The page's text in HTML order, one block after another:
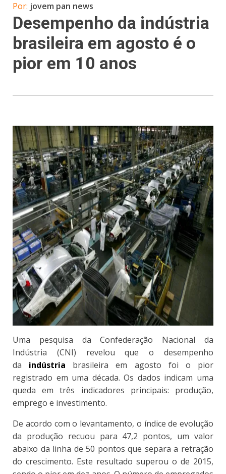
Por: jovem pan news
Desempenho da indústria
brasileira em agosto é o
pior em 10 anos
Uma pesquisa da Confederação Nacional da
Indústria (CNI) revelou que o desempenho
da indústria brasileira em agosto foi o pior
registrado em uma década. Os dados indicam uma
queda em três indicadores principais: produção,
emprego e investimento.
De acordo com o levantamento, o índice de evolução
da produção recuou para 47,2 pontos, um valor
abaixo da linha de 50 pontos que separa a retração
do crescimento. Este resultado superou o de 2015,